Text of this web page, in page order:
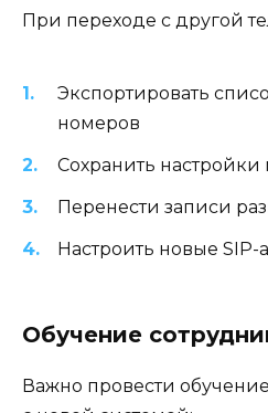
При переходе с другой
Экспортировать
номеров
Сохранить
Перенести записи
Настроить новые SIP-
Обучение
Важно провести